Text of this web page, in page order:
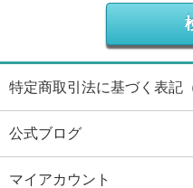
特定商取引法に基づく表記
公式ブログ
マイアカウント